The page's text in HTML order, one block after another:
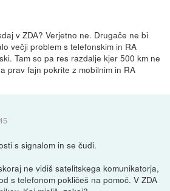
v ZDA? Verjetno ne. Drugače ne bi
večji problem s telefonskim in RA
Tam so pa res razdalje kjer 500 km ne
prav fajn pokrite z mobilnim in RA
s signalom in se čudi.
ne vidiš satelitskega komunikatorja,
s telefonom pokličeš na pomoč. V ZDA